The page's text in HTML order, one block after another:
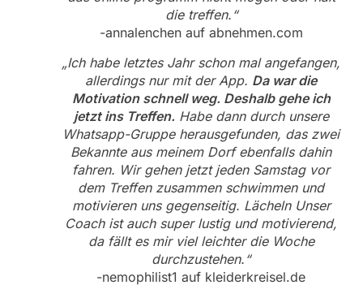
die treffen.“
-annalenchen auf abnehmen.com
„Ich habe letztes Jahr schon mal angefangen,
allerdings nur mit der App. Da war die
Motivation schnell weg. Deshalb gehe ich
jetzt ins Treffen. Habe dann durch unsere
Whatsapp-Gruppe herausgefunden, das zwei
Bekannte aus meinem Dorf ebenfalls dahin
fahren. Wir gehen jetzt jeden Samstag vor
dem Treffen zusammen schwimmen und
motivieren uns gegenseitig. Lächeln Unser
Coach ist auch super lustig und motivierend,
da fällt es mir viel leichter die Woche
durchzustehen.“
-nemophilist1 auf kleiderkreisel.de